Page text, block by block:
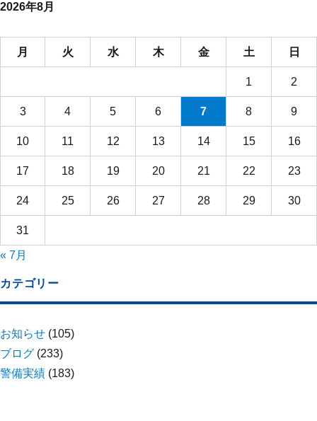
2026年8月
月 火 水 木 金 土 日
1 2
3 4 5 6 7 8 9
10 11 12 13 14 15 16
17 18 19 20 21 22 23
24 25 26 27 28 29 30
31
« 7月
カテゴリー
お知らせ (105)
ブログ (233)
警備実績 (183)